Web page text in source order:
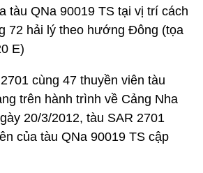
tàu QNa 90019 TS tại vị trí cách
72 hải lý theo hướng Đông (tọa
E)
cùng 47 thuyền viên tàu
trên hành trình về Cảng Nha
20/3/2012, tàu SAR 2701
của tàu QNa 90019 TS cập